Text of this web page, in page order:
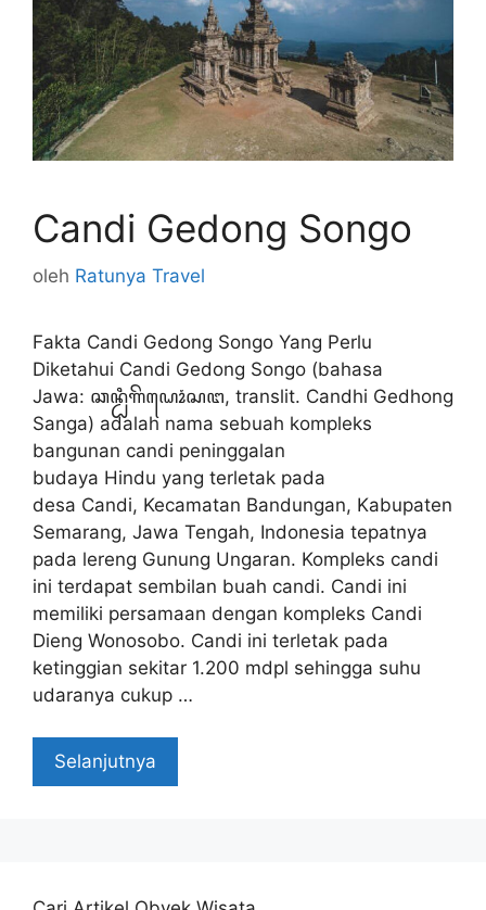
Candi Gedong Songo
oleh Ratunya Travel
Fakta Candi Gedong Songo Yang Perlu
Diketahui Candi Gedong Songo (bahasa
Jawa: ꦕꦤ꧀ꦝꦶꦒꦼꦝꦺꦴꦁꦱꦔ, translit. Candhi Gedhong
Sanga) adalah nama sebuah kompleks
bangunan candi peninggalan
budaya Hindu yang terletak pada
desa Candi, Kecamatan Bandungan, Kabupaten
Semarang, Jawa Tengah, Indonesia tepatnya
pada lereng Gunung Ungaran. Kompleks candi
ini terdapat sembilan buah candi. Candi ini
memiliki persamaan dengan kompleks Candi
Dieng Wonosobo. Candi ini terletak pada
ketinggian sekitar 1.200 mdpl sehingga suhu
udaranya cukup …
Selanjutnya